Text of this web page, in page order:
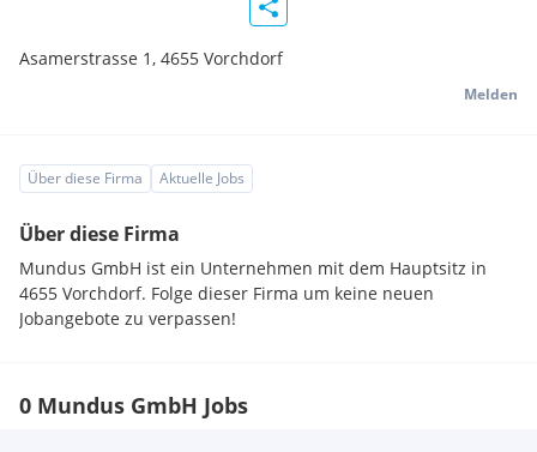
Asamerstrasse 1, 4655 Vorchdorf
Melden
Über diese Firma Aktuelle Jobs
Über diese Firma
Mundus GmbH ist ein Unternehmen mit dem Hauptsitz in
4655 Vorchdorf. Folge dieser Firma um keine neuen
Jobangebote zu verpassen!
0 Mundus GmbH Jobs